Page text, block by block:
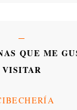
QUE ME
VISITAR